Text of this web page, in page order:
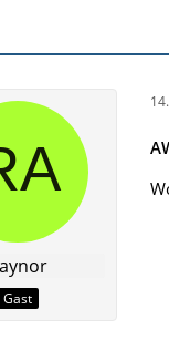
Gast